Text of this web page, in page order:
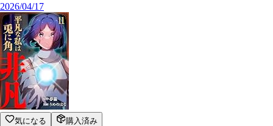
2026/04/17
気になる 購入済み